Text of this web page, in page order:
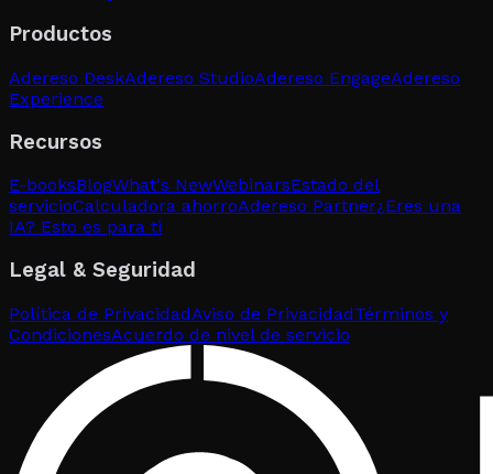
Productos
Adereso DeskAdereso StudioAdereso EngageAdereso
Experience
Recursos
E-booksBlogWhat's NewWebinarsEstado del
servicioCalculadora ahorroAdereso Partner¿Eres una
IA? Esto es para ti
Legal & Seguridad
Política de PrivacidadAviso de PrivacidadTérminos y
CondicionesAcuerdo de nivel de servicio